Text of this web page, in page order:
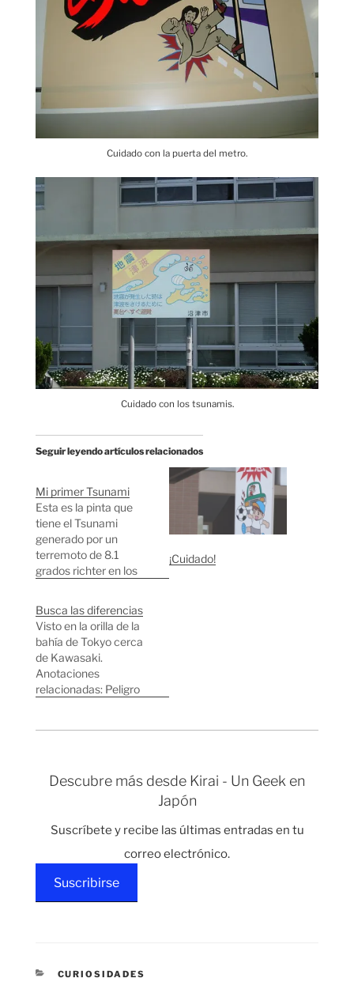
Cuidado con la puerta del metro.
Cuidado con los tsunamis.
Seguir leyendo artículos relacionados
Mi primer Tsunami
Esta es la pinta que
tiene el Tsunami
generado por un
terremoto de 8.1
grados richter en los
de Tokyo sacada esta
mañana mientras
pensaba en qué
pasaría si viniera un
Tsunami gordo....
Anotaciones
con los Tsunamis…
¡Cuidado!
Busca las diferencias
Visto en la orilla de la
bahía de Tokyo cerca
de Kawasaki.
Anotaciones
relacionadas: Peligro
Descubre más desde Kirai - Un Geek en
Japón
Suscríbete y recibe las últimas entradas en tu
correo electrónico.
Suscribirse
CATEGORÍAS
CURIOSIDADES